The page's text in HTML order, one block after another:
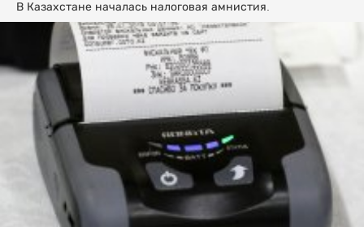
В Казахстане началась налоговая амнистия.